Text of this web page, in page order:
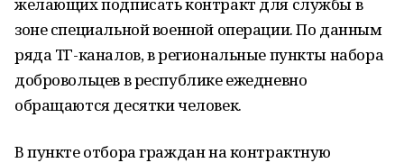
зоне специальной военной операции. По данным
ряда ТГ-каналов, в региональные пункты набора
добровольцев в республике ежедневно
обращаются десятки человек.
В пункте отбора граждан на контрактную